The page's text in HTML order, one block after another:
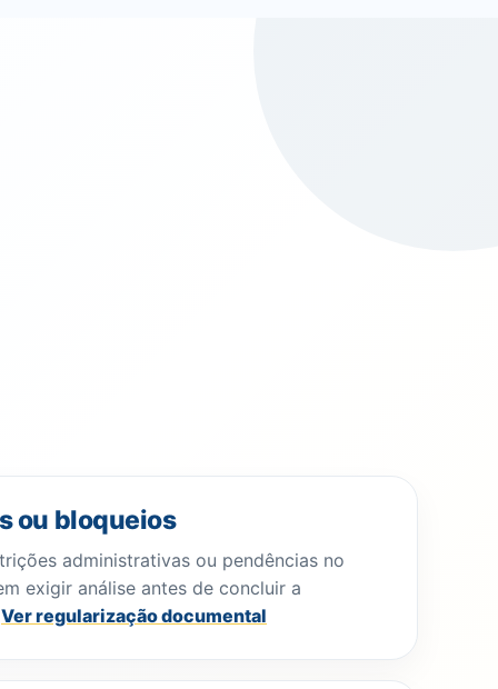
ou bloqueios
administrativas ou pendências no
exigir análise antes de concluir a
Ver regularização documental